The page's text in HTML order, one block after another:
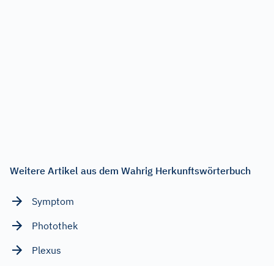
Weitere Artikel aus dem Wahrig Herkunftswörterbuch
Symptom
Photothek
Plexus